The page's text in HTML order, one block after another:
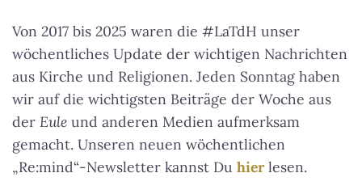
Von 2017 bis 2025 waren die #LaTdH unser
wöchentliches Update der wichtigen Nachrichten
aus Kirche und Religionen. Jeden Sonntag haben
wir auf die wichtigsten Beiträge der Woche aus
der Eule und anderen Medien aufmerksam
gemacht. Unseren neuen wöchentlichen
„Re:mind“-Newsletter kannst Du hierlesen.